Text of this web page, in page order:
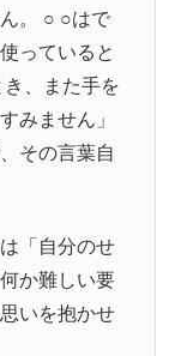
。 ○ ○はで
っていると
、また手を
みません」
その言葉自
「自分のせ
か難しい要
いを抱かせ